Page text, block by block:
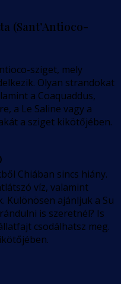
(Sant’Antioco-
sziget, mely
Olyan strandokat
a Coaquaddus,
a Le Saline vagy a
a sziget kikötőjében.
)
Chiában sincs hiány.
víz, valamint
Különösen ajánljuk a Su
is szeretnél? Is
csodálhatsz meg.